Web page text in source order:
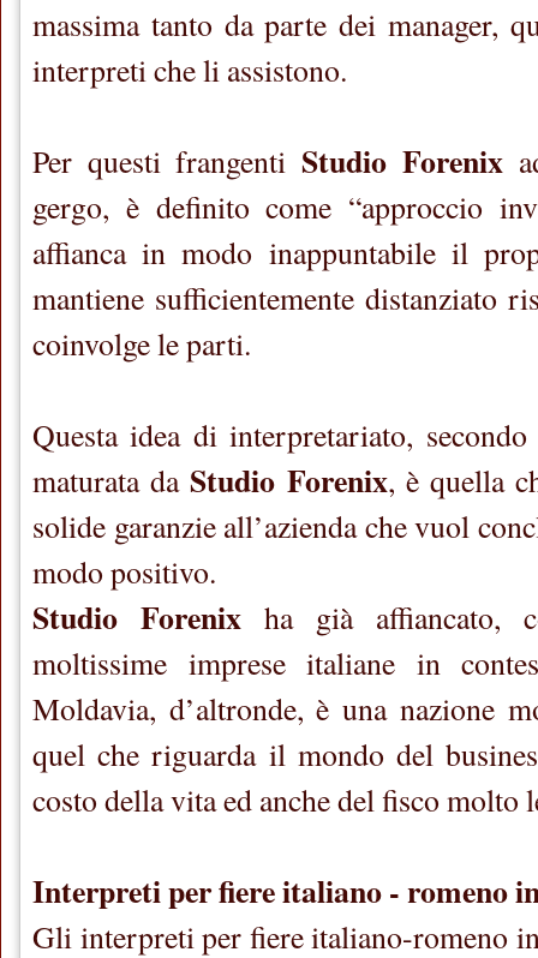
massima tanto da parte dei manager,
interpreti che li assistono.
Per questi frangentiStudio Forenix
gergo, è definito come “approccio
affianca in modo inappuntabile il
mantiene sufficientemente distanziato
coinvolge le parti.
Questa idea di interpretariato,
maturata daStudio Forenix, è quella
solide garanzie all’azienda che vuol
modo positivo.
Studio Forenix ha già affiancato,
moltissime imprese italiane in
Moldavia, d’altronde, è una nazione
quel che riguarda il mondo del
costo della vita ed anche del fisco molto
Interpreti per fiere italiano - romeno
Gli interpreti per fiere italiano-romeno